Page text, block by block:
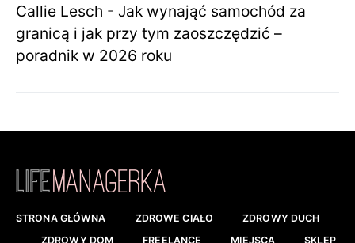
Callie Lesch - Jak wynająć samochód za
granicą i jak przy tym zaoszczędzić –
poradnik w 2026 roku
STRONA GŁÓWNA ZDROWE CIAŁO
ZDROWY DUCH
ZDROWY DOM
FREELANCE MIEJSCA SKLEP